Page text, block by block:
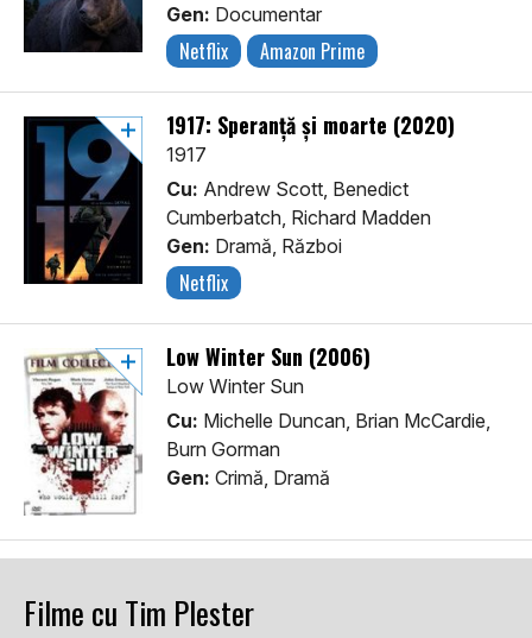
Gen: Documentar
Netflix Amazon Prime
1917: Speranță și moarte (2020)
1917
Cu: Andrew Scott, Benedict
Cumberbatch, Richard Madden
Gen: Dramă, Război
Netflix
Low Winter Sun (2006)
Low Winter Sun
Cu: Michelle Duncan, Brian McCardie,
Burn Gorman
Gen: Crimă, Dramă
Filme cu Tim Plester